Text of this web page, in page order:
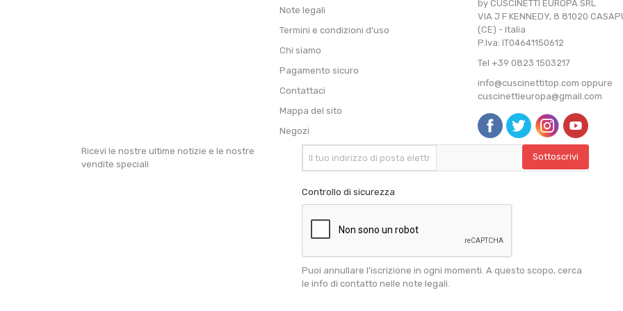
Note legali
Termini e condizioni d'uso
Chi siamo
Pagamento sicuro
Contattaci
Mappa del sito
Negozi
by CUSCINETTI EUROPA SRL
VIA J F KENNEDY, 8 81020
(CE) - Italia
P.Iva: IT04641150612
Tel +39 0823 1503217
info@cuscinettitop.com oppure
cuscinettieuropa@gmail.com
Ricevi le nostre ultime notizie e le nostre
vendite speciali
Controllo di sicurezza
Puoi annullare l'iscrizione in ogni momenti. A questo scopo, cerca
le info di contatto nelle note legali.